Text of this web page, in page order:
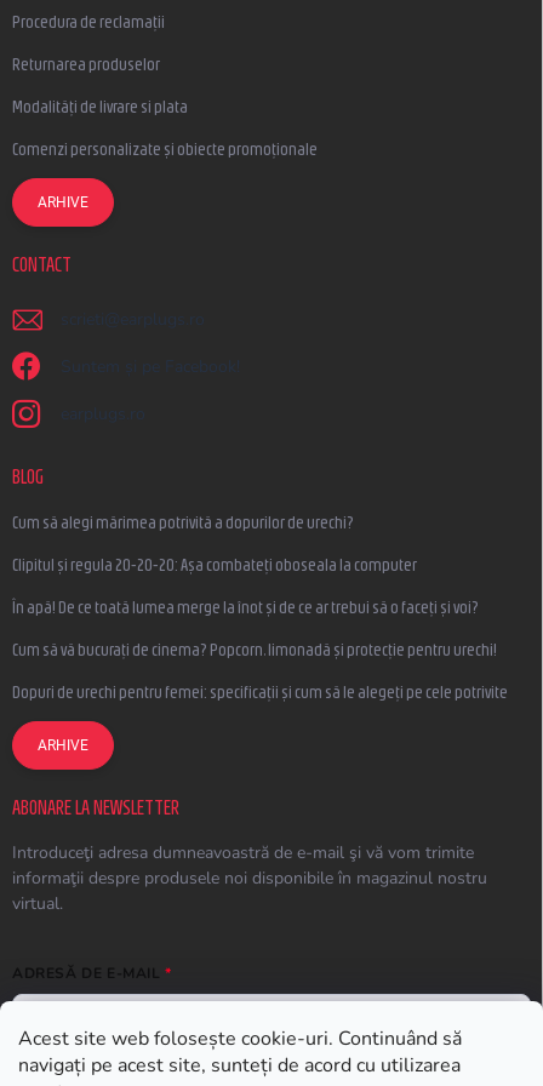
Acest site web folosește cookie-uri. Continuând să
navigați pe acest site, sunteți de acord cu utilizarea
Procedura de reclamații
Returnarea produselor
Modalități de livrare si plata
Comenzi personalizate și obiecte promoționale
ARHIVE
CONTACT
scrieti @ earplugs.ro
Suntem și pe Facebook!
earplugs.ro
BLOG
Cum să alegi mărimea potrivită a dopurilor de urechi?
Clipitul și regula 20-20-20: Așa combateți oboseala la computer
În apă! De ce toată lumea merge la înot și de ce ar trebui să o faceți și voi?
Cum să vă bucurați de cinema? Popcorn, limonadă și protecție pentru urechi!
Dopuri de urechi pentru femei: specificații și cum să le alegeți pe cele potrivite
ARHIVE
ABONARE LA NEWSLETTER
Introduceţi adresa dumneavoastră de e-mail şi vă vom trimite
informaţii despre produsele noi disponibile în magazinul nostru
virtual.
ADRESĂ DE E-MAIL
ABONARE